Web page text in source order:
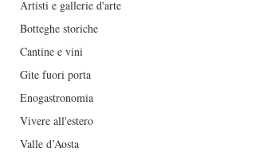
Artisti e gallerie d'arte
Botteghe storiche
Cantine e vini
Gite fuori porta
Enogastronomia
Vivere all'estero
Valle d’Aosta